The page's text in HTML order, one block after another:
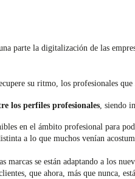
parte la digitalización de las
su ritmo, los profesionales que
los perfiles profesionales , siendo
en el ámbito profesional para
a lo que muchos venían
se están adaptando a los
que ahora, más que nunca,